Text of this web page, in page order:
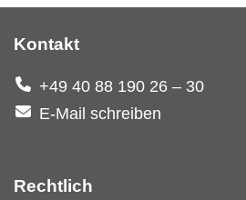
Kontakt
+49 40 88 190 26 – 30
E-Mail schreiben
Rechtlich